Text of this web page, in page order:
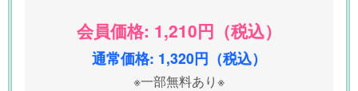
会員価格: 1,210円（税込）
通常価格: 1,320円（税込）
※一部無料あり※